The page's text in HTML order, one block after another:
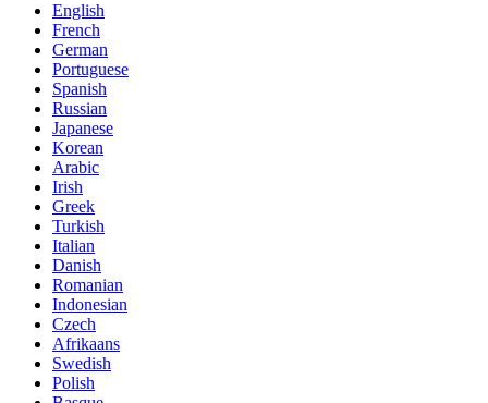
English
French
German
Portuguese
Spanish
Russian
Japanese
Korean
Arabic
Irish
Greek
Turkish
Italian
Danish
Romanian
Indonesian
Czech
Afrikaans
Swedish
Polish